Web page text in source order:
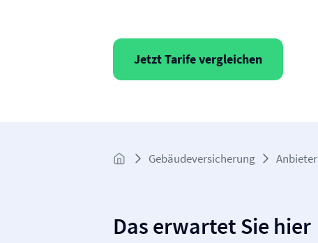
Jetzt Tarife vergleichen
Gebäude­­versicherung Anbieter
Das erwartet Sie hier